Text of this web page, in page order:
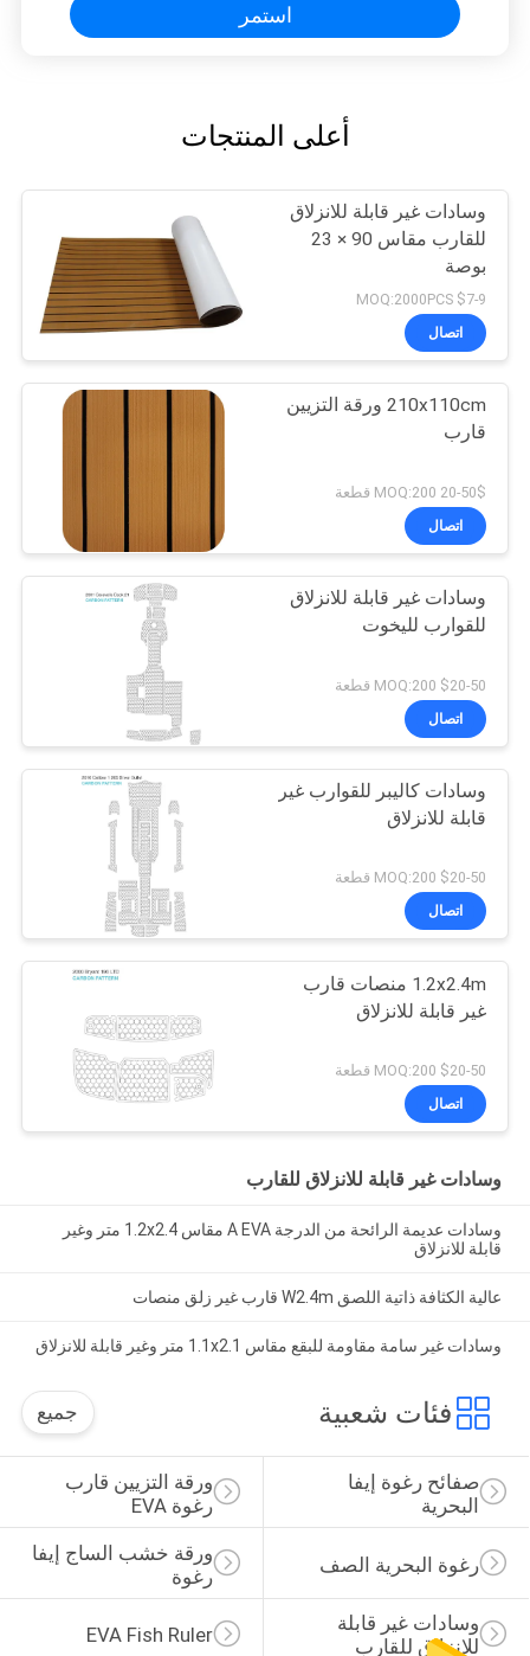
استمر
أعلى المنتجات
وسادات غير قابلة للانزلاق
للقارب مقاس 90 × 23
بوصة
$7-9 MOQ:2000PCS
اتصال
210x110cm ورقة التزيين
قارب
20-50$ MOQ:200 قطعة
اتصال
وسادات غير قابلة للانزلاق
للقوارب لليخوت
$20-50 MOQ:200 قطعة
اتصال
وسادات كاليبر للقوارب غير
قابلة للانزلاق
$20-50 MOQ:200 قطعة
اتصال
1.2x2.4m منصات قارب
غير قابلة للانزلاق
$20-50 MOQ:200 قطعة
اتصال
وسادات غير قابلة للانزلاق للقارب
وسادات عديمة الرائحة من الدرجة A EVA مقاس 1.2x2.4 متر وغير
قابلة للانزلاق
عالية الكثافة ذاتية اللصق W2.4m قارب غير زلق منصات
وسادات غير سامة مقاومة للبقع مقاس 1.1x2.1 متر وغير قابلة للانزلاق
فئات شعبية جميع
ورقة التزيين قارب
رغوة EVA
صفائح رغوة إيفا
البحرية
ورقة خشب الساج إيفا
رغوة
رغوة البحرية الصف
EVA Fish Ruler
وسادات غير قابلة
للانزلاق للقارب